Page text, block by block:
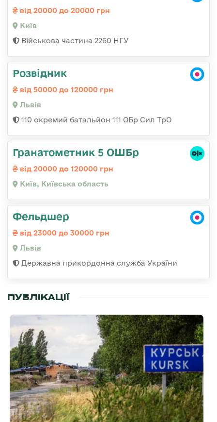
від 20000 до 20000 грн
Київ
Військова частина 2260 НГУ
Розвідник
від 50000 до 120000 грн
Львів
110 окремий батальйон 111 ОБр Сил ТрО
Гранатометник 5 ОШБр
від 20000 до 120000 грн
Київ, Київська область
Фельдшер
від 23000 до 30000 грн
Львів
Державна прикордонна служба України
ПУБЛІКАЦІЇ